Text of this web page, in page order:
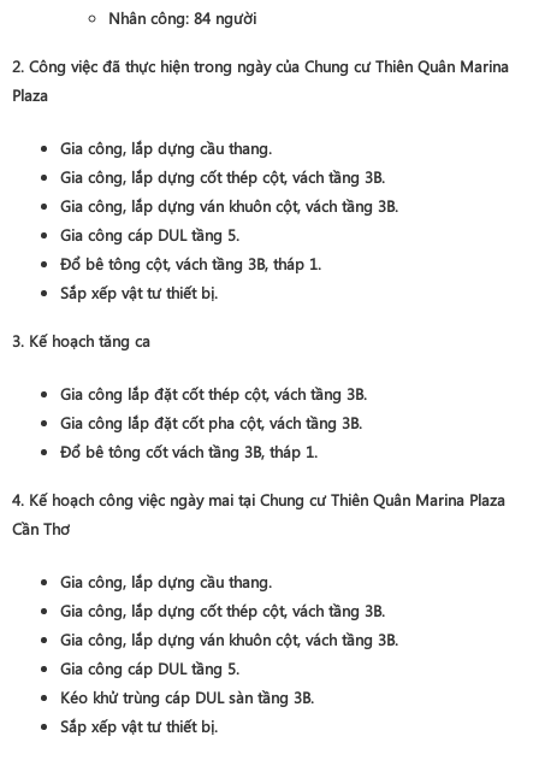
Nhân công: 84 người
2. Công việc đã thực hiện trong ngày của Chung cư Thiên Quân Marina
Plaza
Gia công, lắp dựng cầu thang.
Gia công, lắp dựng cốt thép cột, vách tầng 3B.
Gia công, lắp dựng ván khuôn cột, vách tầng 3B.
Gia công cáp DUL tầng 5.
Đổ bê tông cột, vách tầng 3B, tháp 1.
Sắp xếp vật tư thiết bị.
3. Kế hoạch tăng ca
Gia công lắp đặt cốt thép cột, vách tầng 3B.
Gia công lắp đặt cốt pha cột, vách tầng 3B.
Đổ bê tông cốt vách tầng 3B, tháp 1.
4. Kế hoạch công việc ngày mai tại Chung cư Thiên Quân Marina Plaza
Cần Thơ
Gia công, lắp dựng cầu thang.
Gia công, lắp dựng cốt thép cột, vách tầng 3B.
Gia công, lắp dựng ván khuôn cột, vách tầng 3B.
Gia công cáp DUL tầng 5.
Kéo khử trùng cáp DUL sàn tầng 3B.
Sắp xếp vật tư thiết bị.